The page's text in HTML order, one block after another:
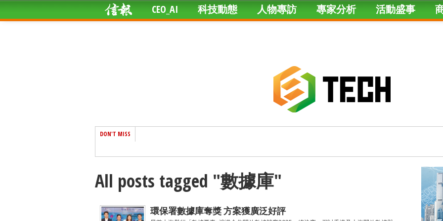
CEO_AI 科技動態 人物專訪 專家分析 活動盛事
DON'T MISS
All posts tagged "數據庫"
環保署數據庫奪獎 方案獲廣泛好評